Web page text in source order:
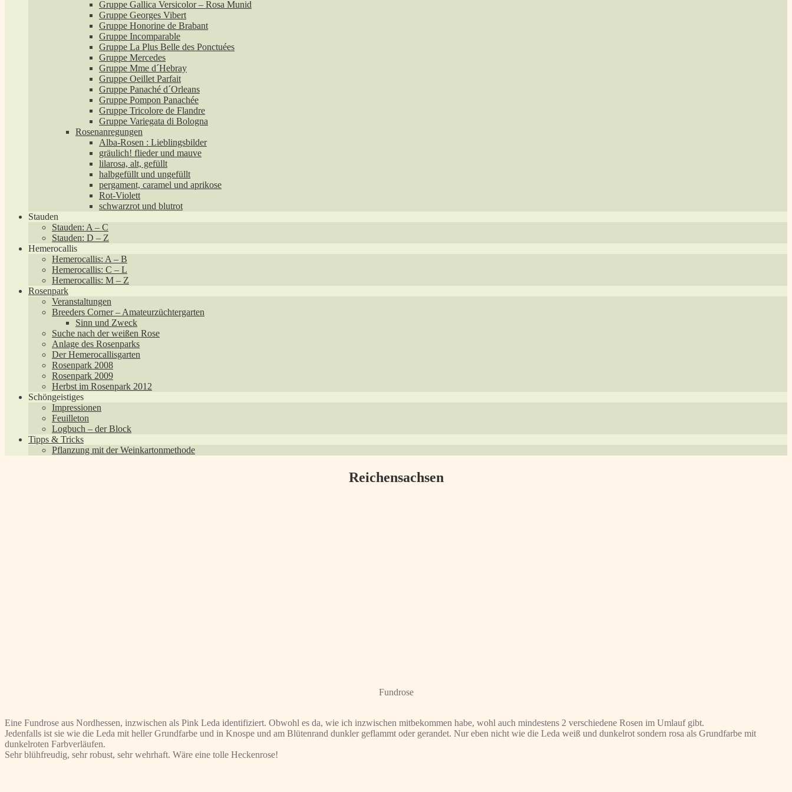
Gruppe Gallica Versicolor – Rosa Munid
Gruppe Georges Vibert
Gruppe Honorine de Brabant
Gruppe Incomparable
Gruppe La Plus Belle des Ponctuées
Gruppe Mercedes
Gruppe Mme d´Hebray
Gruppe Oeillet Parfait
Gruppe Panaché d´Orleans
Gruppe Pompon Panachée
Gruppe Tricolore de Flandre
Gruppe Variegata di Bologna
Rosenanregungen
Alba-Rosen : Lieblingsbilder
gräulich! flieder und mauve
lilarosa, alt, gefüllt
halbgefüllt und ungefüllt
pergament, caramel und aprikose
Rot-Violett
schwarzrot und blutrot
Stauden
Stauden: A – C
Stauden: D – Z
Hemerocallis
Hemerocallis: A – B
Hemerocallis: C – L
Hemerocallis: M – Z
Rosenpark
Veranstaltungen
Breeders Corner – Amateurzüchtergarten
Sinn und Zweck
Suche nach der weißen Rose
Anlage des Rosenparks
Der Hemerocallisgarten
Rosenpark 2008
Rosenpark 2009
Herbst im Rosenpark 2012
Schöngeistiges
Impressionen
Feuilleton
Logbuch – der Block
Tipps & Tricks
Pflanzung mit der Weinkartonmethode
Reichensachsen
Fundrose
Eine Fundrose aus Nordhessen, inzwischen als Pink Leda identifiziert. Obwohl es da, wie ich inzwischen mitbekommen habe, wohl auch mindestens 2 verschiedene Rosen im Umlauf gibt.
Jedenfalls ist sie wie die Leda mit heller Grundfarbe und in Knospe und am Blütenrand dunkler geflammt oder gerandet. Nur eben nicht wie die Leda weiß und dunkelrot sondern rosa als Grundfarbe mit
dunkelroten Farbverläufen.
Sehr blühfreudig, sehr robust, sehr wehrhaft. Wäre eine tolle Heckenrose!